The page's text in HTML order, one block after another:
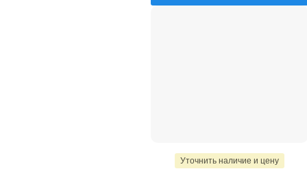
Уточнить наличие и цену